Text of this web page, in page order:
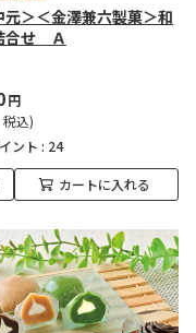
元＞＜金澤兼六製菓＞和
合せ Ａ
円
込)
ント : 24
カートに入れる